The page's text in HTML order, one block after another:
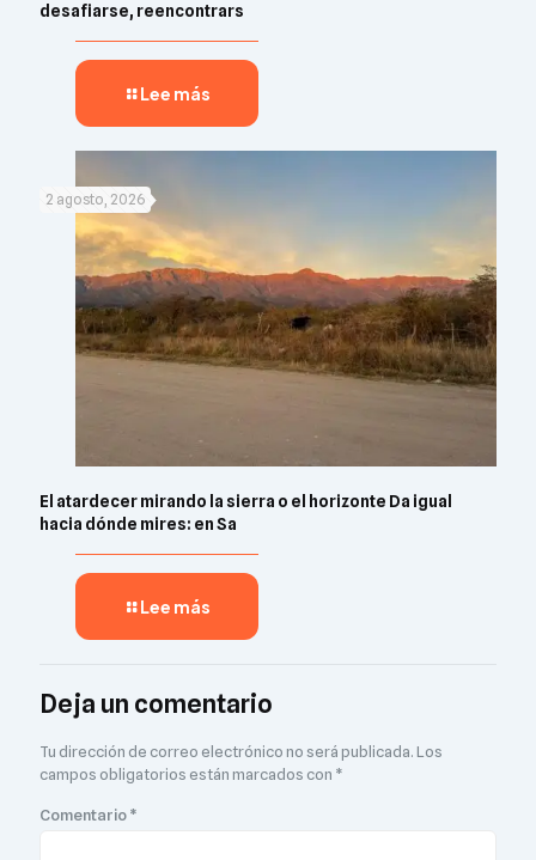
desafiarse, reencontrars
Lee más
2 agosto, 2026
El atardecer mirando la sierra o el horizonte Da igual
hacia dónde mires: en Sa
Lee más
Deja un comentario
Tu dirección de correo electrónico no será publicada.Los
campos obligatorios están marcados con *
Comentario*